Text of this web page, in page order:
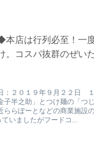
店は行列必至！一
。コスパ抜群のぜい
：２０１９年９月２２日
子半之助」とつけ麺の「つ
ららぽーとなどの商業施設
いましたがフードコ...